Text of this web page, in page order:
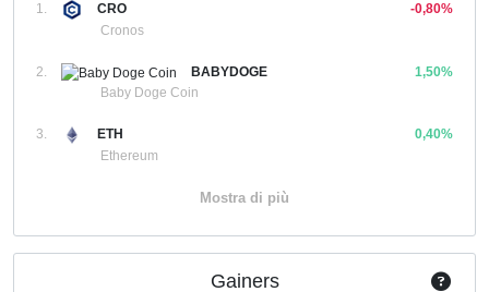
1.
CRO
Cronos
-0,80%
2.
BABYDOGE
Baby Doge Coin
1,50%
3.
ETH
Ethereum
0,40%
Mostra di più
Gainers